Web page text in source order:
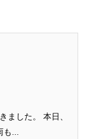
ました。 本日、
...